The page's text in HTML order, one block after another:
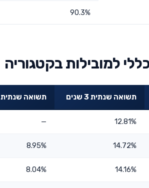
90.3%
למובילות בקטגוריה
תשואה שנתית 3 שנים תשואה שנתית 5 שנים
12.81%
—
14.72%
8.95%
14.16%
8.04%